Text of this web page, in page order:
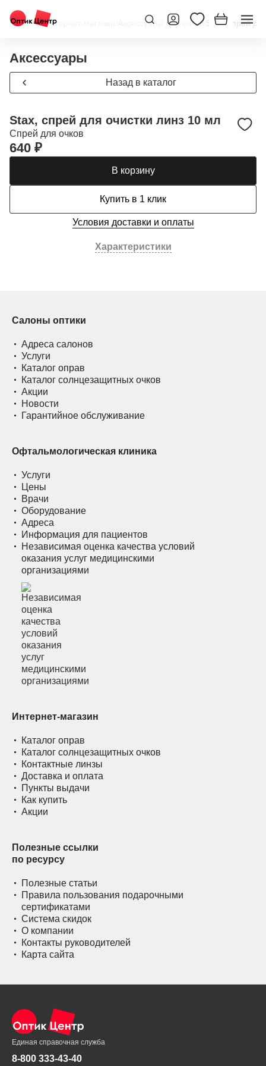
Главная/Интернет-магазин Аксессуары для очков/ Stax, спрей
Аксессуары
Назад в каталог
Stax, спрей для очистки линз 10 мл
Спрей для очков
640 ₽
В корзину
Купить в 1 клик
Условия доставки и оплаты
Характеристики
Салоны оптики
Адреса салонов
Услуги
Каталог оправ
Каталог солнцезащитных очков
Акции
Новости
Гарантийное обслуживание
Офтальмологическая клиника
Услуги
Цены
Врачи
Оборудование
Адреса
Информация для пациентов
Независимая оценка качества условий
оказания услуг медицинскими
организациями
Интернет-магазин
Каталог оправ
Каталог солнцезащитных очков
Контактные линзы
Доставка и оплата
Пункты выдачи
Как купить
Акции
Полезные ссылки
по ресурсу
Полезные статьи
Правила пользования подарочными
сертификатами
Система скидок
О компании
Контакты руководителей
Карта сайта
Единая справочная служба
8-800 333-43-40